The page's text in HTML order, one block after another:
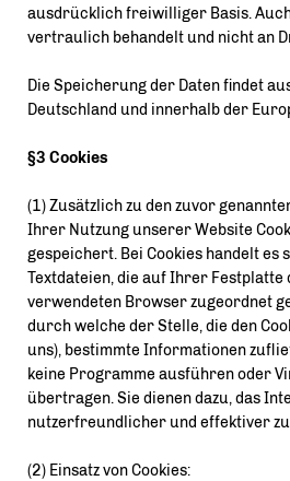
ausdrücklich freiwilliger Basis.
vertraulich behandelt und nicht an
Die Speicherung der Daten findet
Deutschland und innerhalb der
§3 Cookies
(1) Zusätzlich zu den zuvor
Ihrer Nutzung unserer Website
gespeichert. Bei Cookies handelt es
Textdateien, die auf Ihrer Festplatte
verwendeten Browser zugeordnet
durch welche der Stelle, die den
uns), bestimmte Informationen
keine Programme ausführen oder
übertragen. Sie dienen dazu, das
nutzerfreundlicher und effektiver
(2) Einsatz von Cookies: